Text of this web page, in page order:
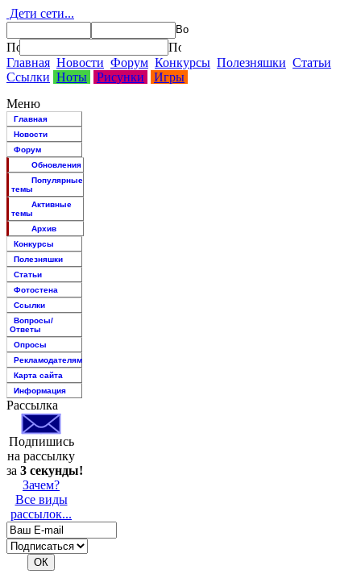
Дети сети...
Главная Новости Форум Конкурсы Полезняшки Статьи
Ссылки Ноты Рисунки
Игры
Меню
Главная
Новости
Форум
Обновления
Популярные
темы
Активные
темы
Архив
Конкурсы
Полезняшки
Статьи
Фотостена
Ссылки
Вопросы/
Ответы
Опросы
Рекламодателям
Карта сайта
Информация
Рассылка
Подпишись
на рассылку
за 3 секунды!
Зачем?
Все виды
рассылок...